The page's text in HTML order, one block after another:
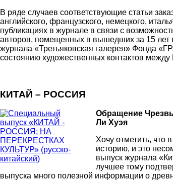
В ряде случаев соответствующие статьи
английского, французского, немецкого,
публикациях в журнале в связи с
авторов, помещенных в вышедших за 15 лет
журнала «Третьяковская галерея» Фонда
состоянию художественных контактов
КИТАЙ – РОССИЯ
Обращение
Ли Хуэя
Хочу отметить,
историю, и это
выпуск журнала
лучшее тому
выпуска много полезной информации о